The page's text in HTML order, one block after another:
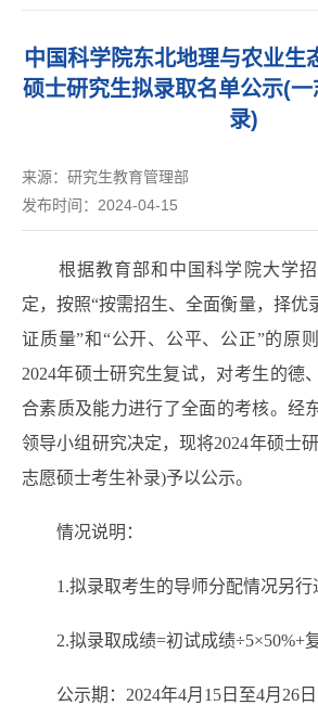
中国科学院东北地理与农业生
硕士研究生拟录取名单公示(
录)
来源： 研究生教育管理部
发布时间：2024-04-15
根据教育部和中国科学院大学招
定，按照“按需招生、全面衡量，择优
证质量”和“公开、公平、公正”的原
2024年硕士研究生复试，对考生的德
合素质及能力进行了全面的考核。经
领导小组研究决定，现将2024年硕士
志愿硕士考生补录)予以公示。
情况说明：
1.拟录取考生的导师分配情况另行
2.拟录取成绩=初试成绩÷5×50%+复
公示期：2024年4月15日至4月26日